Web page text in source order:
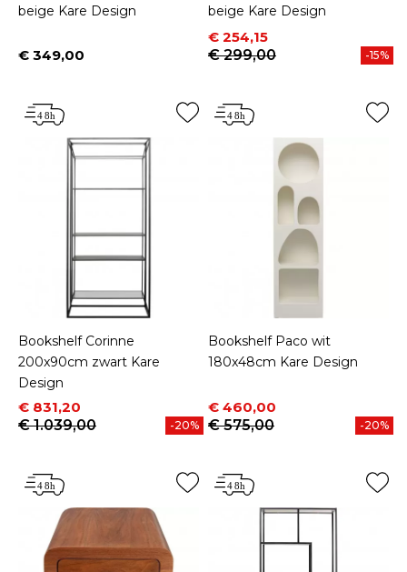
beige Kare Design
Prijs
€ 349,00
beige Kare Design
Prijs
€ 254,15
Normale prijs
€ 299,00
-15%
Bookshelf Corinne
200x90cm zwart Kare
Design
Prijs
€ 831,20
Normale prijs
€ 1.039,00
-20%
Bookshelf Paco wit
180x48cm Kare Design
Prijs
€ 460,00
Normale prijs
€ 575,00
-20%